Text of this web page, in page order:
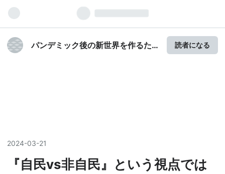
パンデミック後の新世界を作るた
読者になる
2024-03-21
『自民vs非自民』という視点では